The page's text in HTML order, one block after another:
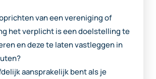
van een vereniging of
het verplicht is een doelstelling te
en deze te laten vastleggen in
aansprakelijk bent als je